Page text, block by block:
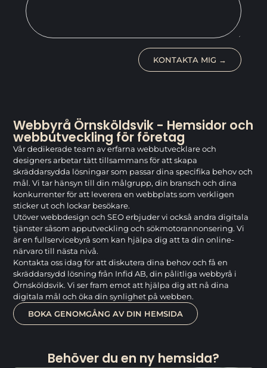
KONTAKTA MIG →
Webbyrå Örnsköldsvik - Hemsidor och
webbutveckling för företag
Vår dedikerade team av erfarna webbutvecklare och
designers arbetar tätt tillsammans för att skapa
skräddarsydda lösningar som passar dina specifika behov och
mål. Vi tar hänsyn till din målgrupp, din bransch och dina
konkurrenter för att leverera en webbplats som verkligen
sticker ut och lockar besökare.
Utöver webbdesign och SEO erbjuder vi också andra digitala
tjänster såsom apputveckling och sökmotorannonsering. Vi
är en fullservicebyrå som kan hjälpa dig att ta din online-
närvaro till nästa nivå.
Kontakta oss idag för att diskutera dina behov och få en
skräddarsydd lösning från Infid AB, din pålitliga webbyrå i
Örnsköldsvik. Vi ser fram emot att hjälpa dig att nå dina
digitala mål och öka din synlighet på webben.
BOKA GENOMGÅNG AV DIN HEMSIDA
Behöver du en ny hemsida?